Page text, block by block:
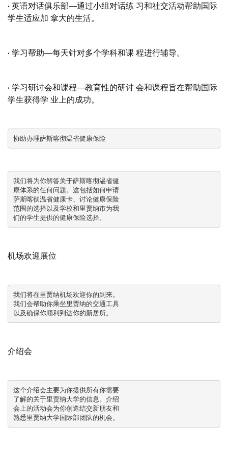
• 英语对话俱乐部—通过小组对话练 习和社交活动帮助国际
学生适应加 拿大的生活。
• 学习帮助—每天针对多个学科和课 程进行辅导。
• 学习研讨会和课程—教育性的研讨 会和课程旨在帮助国际
学生获得学 业上的成功。
协助办理萨斯喀彻温省健康保险
我们将为你解答关于萨斯喀彻温省健
康体系的任何问题。这包括如何申请
萨斯喀彻温省健康卡、讨论健康保险
范围的选择以及学校和里贾纳市为我
们的学生提供的健康保险选择。
机场欢迎展位
我们将在里贾纳机场欢迎你的到来。
我们会帮助你乘坐里贾纳的交通工具
以及确保你顺利到达你的新居所。
介绍会
这个介绍会主要为你提供所有你需要
了解的关于里贾纳大学的信息。介绍
会上的活动会为你创造结交新朋友和
熟悉里贾纳大学国际部团队的机会。